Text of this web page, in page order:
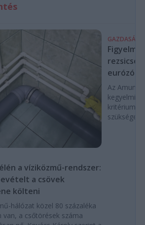
a víziközmű-rendszer:
a csövek
költeni
hálózat közel 80 százaléka
van, a csőtörések száma
GAZDASÁG
Az Amundi
kegyelmi